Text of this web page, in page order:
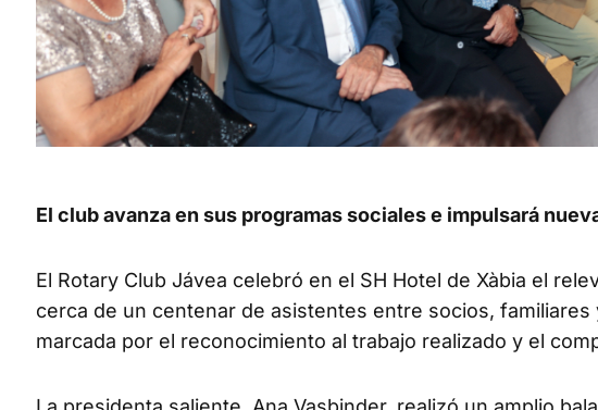
El club avanza en sus programas sociales e impulsará
El Rotary Club Jávea celebró en el SH Hotel de Xàbia el
cerca de un centenar de asistentes entre socios,
marcada por el reconocimiento al trabajo realizado y el